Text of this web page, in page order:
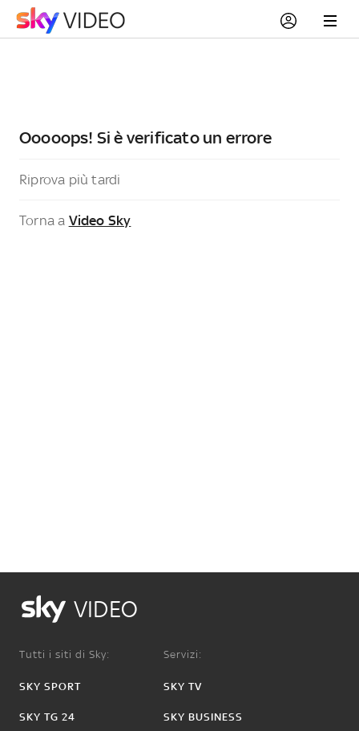
Ooooops! Si è verificato un errore
Riprova più tardi
Torna a Video Sky
VIDEO
Tutti i siti di Sky:
SKY SPORT
SKY TG 24
Servizi:
SKY TV
SKY BUSINESS